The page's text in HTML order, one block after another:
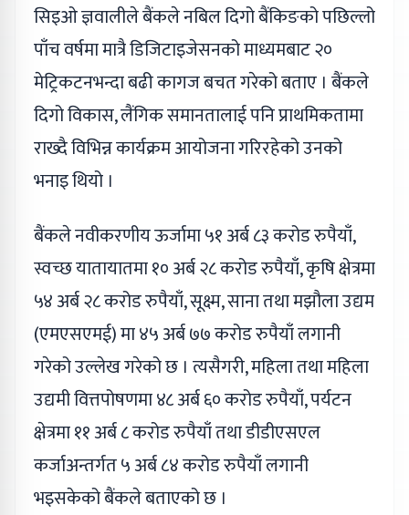
सिइओ ज्ञवालीले बैंकले नबिल दिगो बैंकिङको पछिल्लो
पाँच वर्षमा मात्रै डिजिटाइजेसनको माध्यमबाट २०
मेट्रिकटनभन्दा बढी कागज बचत गरेको बताए । बैंकले
दिगो विकास, लैंगिक समानतालाई पनि प्राथमिकतामा
राख्दै विभिन्न कार्यक्रम आयोजना गरिरहेको उनको
भनाइ थियो ।
बैंकले नवीकरणीय ऊर्जामा ५१ अर्ब ८३ करोड रुपैयाँ,
स्वच्छ यातायातमा १० अर्ब २८ करोड रुपैयाँ, कृषि क्षेत्रमा
५४ अर्ब २८ करोड रुपैयाँ, सूक्ष्म, साना तथा मझौला उद्यम
(एमएसएमई) मा ४५ अर्ब ७७ करोड रुपैयाँ लगानी
गरेको उल्लेख गरेको छ । त्यसैगरी, महिला तथा महिला
उद्यमी वित्तपोषणमा ४८ अर्ब ६० करोड रुपैयाँ, पर्यटन
क्षेत्रमा ११ अर्ब ८ करोड रुपैयाँ तथा डीडीएसएल
कर्जाअन्तर्गत ५ अर्ब ८४ करोड रुपैयाँ लगानी
भइसकेको बैंकले बताएको छ ।